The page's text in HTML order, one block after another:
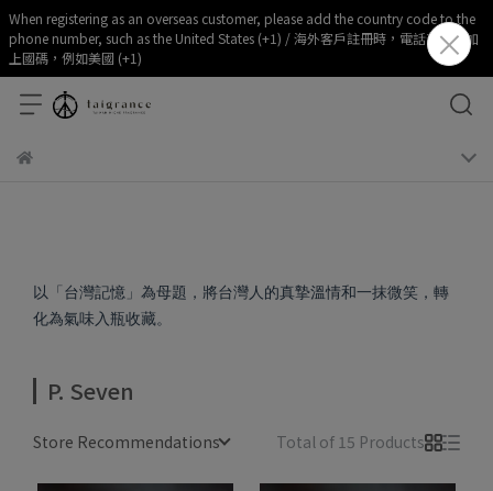
When registering as an overseas customer, please add the country code to the
phone number, such as the United States (+1) / 海外客戶註冊時，電話部分請加
上國碼，例如美國 (+1)
以「台灣記憶」為母題，將台灣人的真摯溫情和一抹微笑，轉
化為氣味入瓶收藏。
P. Seven
Store Recommendations Total of 15 Products